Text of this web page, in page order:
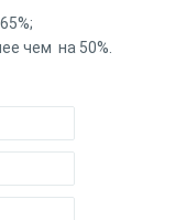
чем на 50%.